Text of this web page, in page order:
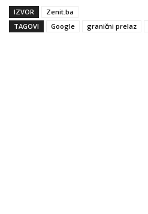
IZVOR
Zenit.ba
TAGOVI
Google granični prelaz